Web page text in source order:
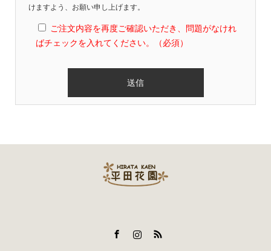
けますよう、お願い申し上げます。
ご注文内容を再度ご確認いただき、問題がなけれ
ばチェックを入れてください。（必須）